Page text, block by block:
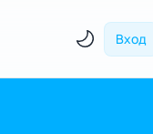
Вход